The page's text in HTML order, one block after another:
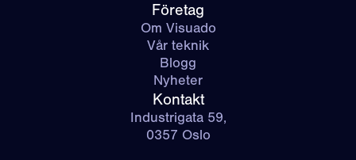
Företag
Om Visuado
Vår teknik
Blogg
Nyheter
Kontakt
Industrigata 59,
0357 Oslo